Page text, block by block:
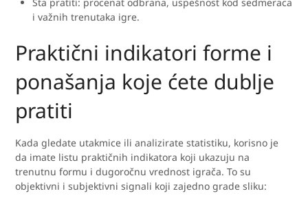
Šta pratiti: procenat odbrana, uspešnost kod sedmeraca
i važnih trenutaka igre.
Praktični indikatori forme i
ponašanja koje ćete dublje
pratiti
Kada gledate utakmice ili analizirate statistiku, korisno je
da imate listu praktičnih indikatora koji ukazuju na
trenutnu formu i dugoročnu vrednost igrača. To su
objektivni i subjektivni signali koji zajedno grade sliku: